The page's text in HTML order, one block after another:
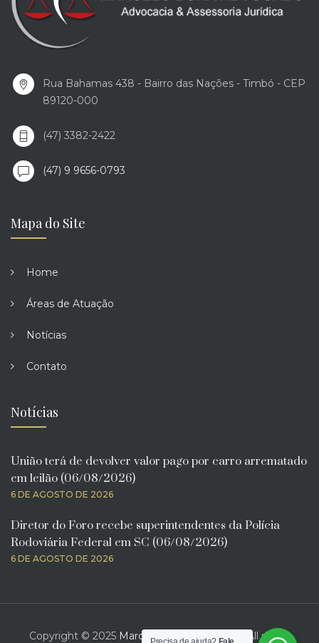
Rua Bahamas 438 - Bairro das Nações - Timbó - CEP
89120-000
(47) 3382-2422
(47) 9 9656-0793
Mapa do Site
Home
Áreas de Atuação
Notícias
Contato
Notícias
União terá de devolver valor pago por carro arrematado
em leilão (06/08/2026)
6 DE AGOSTO DE 2026
Diretor do Foro recebe superintendentes da Polícia
Rodoviária Federal em SC (06/08/2026)
6 DE AGOSTO DE 2026
Copyright © 2025 Marcelo Bona Advogado . All rights